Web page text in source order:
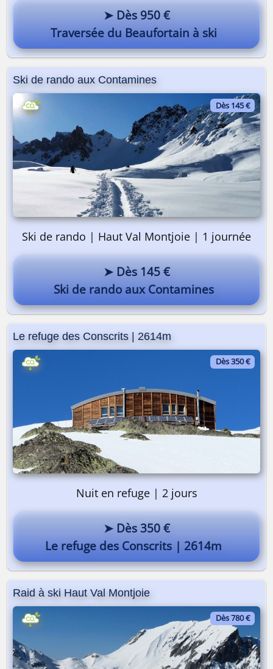
➤ Dès 950 €
Traversée du Beaufortain à ski
Ski de rando aux Contamines
Dès 145 €
Ski de rando | Haut Val Montjoie | 1 journée
➤ Dès 145 €
Ski de rando aux Contamines
Le refuge des Conscrits | 2614m
Dès 350 €
Nuit en refuge | 2 jours
➤ Dès 350 €
Le refuge des Conscrits | 2614m
Raid à ski Haut Val Montjoie
Dès 780 €